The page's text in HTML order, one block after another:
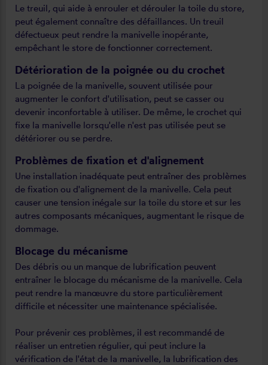
Le treuil, qui aide à enrouler et dérouler la toile du store,
peut également connaître des défaillances. Un treuil
défectueux peut rendre la manivelle inopérante,
empêchant le store de fonctionner correctement.
Détérioration de la poignée ou du crochet
La poignée de la manivelle, souvent utilisée pour
augmenter le confort d'utilisation, peut se casser ou
devenir inconfortable à utiliser. De même, le crochet qui
fixe la manivelle lorsqu'elle n'est pas utilisée peut se
détériorer ou se perdre.
Problèmes de fixation et d'alignement
Une installation inadéquate peut entraîner des problèmes
de fixation ou d'alignement de la manivelle. Cela peut
causer une tension inégale sur la toile du store et sur les
autres composants mécaniques, augmentant le risque de
dommage.
Blocage du mécanisme
Des débris ou un manque de lubrification peuvent
entraîner le blocage du mécanisme de la manivelle. Cela
peut rendre la manœuvre du store particulièrement
difficile et nécessiter une maintenance spécialisée.
Pour prévenir ces problèmes, il est recommandé de
réaliser un entretien régulier, qui peut inclure la
vérification de l'état de la manivelle, la lubrification des